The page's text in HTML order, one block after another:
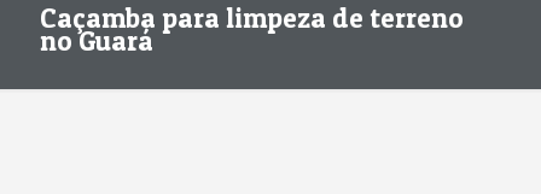
Caçamba para limpeza de terreno
no Guará